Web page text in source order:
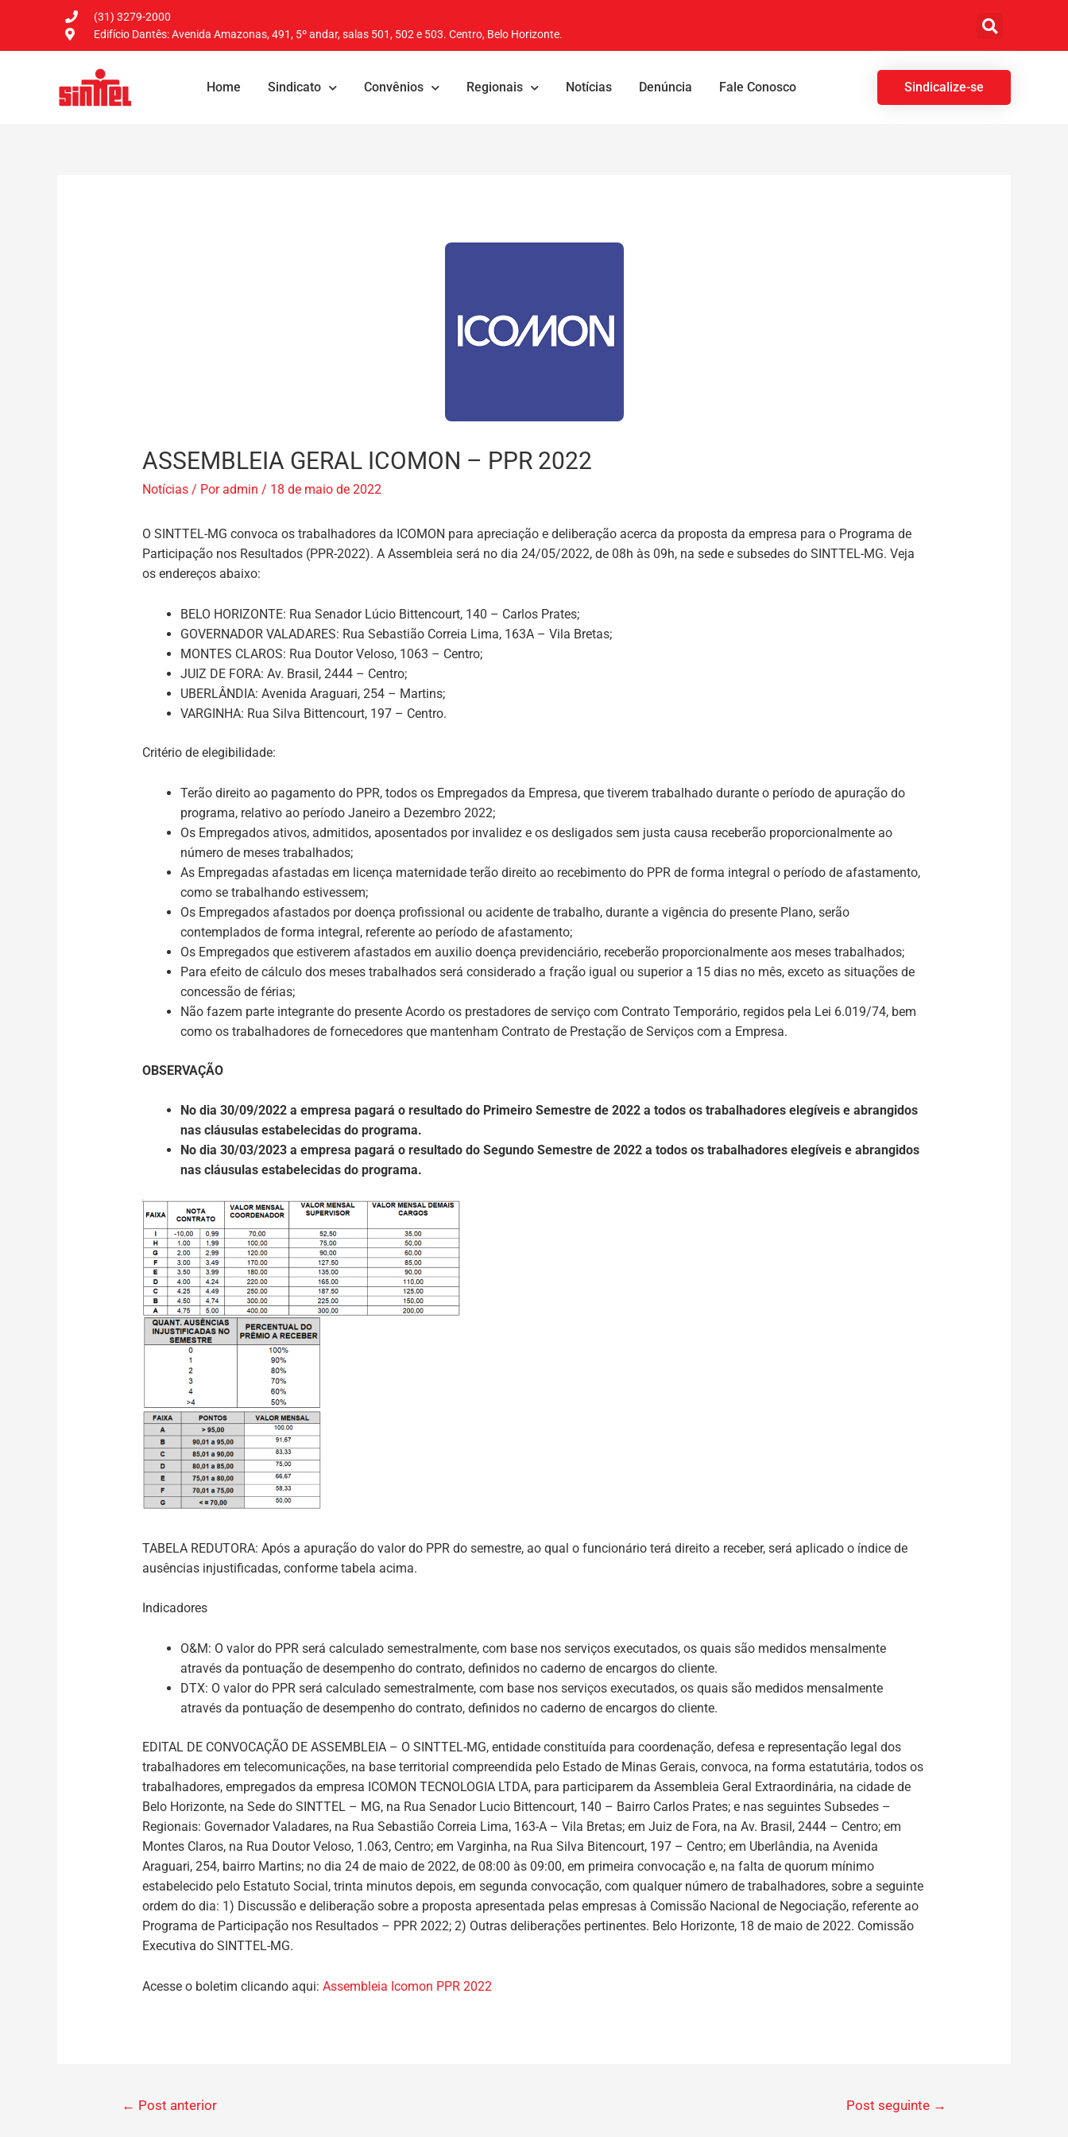
(31) 3279-2000
Edifício Dantês: Avenida Amazonas, 491, 5º andar, salas 501, 502 e 503. Centro, Belo Horizonte.
Home Sindicato Convênios Regionais Notícias Denúncia Fale Conosco Sindicalize-se
ASSEMBLEIA GERAL ICOMON – PPR 2022
Notícias/ Poradmin / 18 de maio de 2022
O SINTTEL-MG convoca os trabalhadores da ICOMON para apreciação e deliberação acerca da proposta da empresa para o Programa de
Participação nos Resultados (PPR-2022). A Assembleia será no dia 24/05/2022, de 08h às 09h, na sede e subsedes do SINTTEL-MG. Veja
os endereços abaixo:
BELO HORIZONTE: Rua Senador Lúcio Bittencourt, 140 – Carlos Prates;
GOVERNADOR VALADARES: Rua Sebastião Correia Lima, 163A – Vila Bretas;
MONTES CLAROS: Rua Doutor Veloso, 1063 – Centro;
JUIZ DE FORA: Av. Brasil, 2444 – Centro;
UBERLÂNDIA: Avenida Araguari, 254 – Martins;
VARGINHA: Rua Silva Bittencourt, 197 – Centro.
Critério de elegibilidade:
Terão direito ao pagamento do PPR, todos os Empregados da Empresa, que tiverem trabalhado durante o período de apuração do
programa, relativo ao período Janeiro a Dezembro 2022;
Os Empregados ativos, admitidos, aposentados por invalideze os desligados sem justa causa receberão proporcionalmente ao
número de meses trabalhados;
As Empregadas afastadas em licença maternidade terão direito ao recebimento do PPR de forma integral o período de afastamento,
como se trabalhando estivessem;
Os Empregados afastados por doença profissional ou acidente de trabalho, durante a vigência do presente Plano, serão
contemplados de forma integral, referente ao período de afastamento;
Os Empregados que estiverem afastados em auxilio doença previdenciário, receberão proporcionalmente aos meses trabalhados;
Para efeito de cálculo dos meses trabalhados será considerado a fração igual ou superior a 15 dias no mês, exceto as situações de
concessão de férias;
Não fazem parte integrante do presente Acordo os prestadores de serviço com Contrato Temporário, regidos pela Lei 6.019/74, bem
como os trabalhadores de fornecedores que mantenham Contrato de Prestação de Serviços com a Empresa.
OBSERVAÇÃO
No dia 30/09/2022 a empresa pagará o resultado do Primeiro Semestre de 2022 a todos os trabalhadores elegíveis e abrangidos
nas cláusulas estabelecidas do programa.
No dia 30/03/2023 a empresa pagará o resultado do Segundo Semestre de 2022 a todos os trabalhadores elegíveis e abrangidos
nas cláusulas estabelecidas do programa.
TABELA REDUTORA: Após a apuração do valor do PPR do semestre, ao qual o funcionário terá direito a receber, será aplicado o índice de
ausências injustificadas, conforme tabela acima.
Indicadores
O&M: O valor do PPR será calculado semestralmente, com base nos serviços executados, os quais são medidos mensalmente
através da pontuação de desempenho do contrato, definidos no caderno de encargos do cliente.
DTX: O valor do PPR será calculado semestralmente, com base nos serviços executados, os quais são medidos mensalmente
através da pontuação de desempenho do contrato, definidos no caderno de encargos do cliente.
EDITAL DE CONVOCAÇÃO DE ASSEMBLEIA – O SINTTEL-MG,entidade constituída para coordenação, defesa e representação legal dos
trabalhadores em telecomunicações, na base territorial compreendida pelo Estado de Minas Gerais, convoca, na forma estatutária, todos os
trabalhadores, empregados da empresa ICOMON TECNOLOGIA LTDA, para participarem da Assembleia Geral Extraordinária, na cidade de
Belo Horizonte, na Sede do SINTTEL – MG, na Rua Senador Lucio Bittencourt, 140 – Bairro Carlos Prates; e nas seguintes Subsedes –
Regionais: Governador Valadares, na Rua Sebastião Correia Lima, 163-A – Vila Bretas; em Juiz de Fora, na Av. Brasil, 2444 – Centro; em
Montes Claros, na Rua Doutor Veloso, 1.063, Centro; em Varginha, na Rua Silva Bitencourt, 197 – Centro; em Uberlândia, na Avenida
Araguari, 254, bairro Martins; no dia 24 de maio de 2022, de 08:00 às 09:00, em primeira convocação e, na falta de quorum mínimo
estabelecido pelo Estatuto Social, trinta minutos depois, em segunda convocação, com qualquer número de trabalhadores, sobre a seguinte
ordem do dia: 1) Discussão e deliberação sobre a proposta apresentada pelas empresas à Comissão Nacional de Negociação, referente ao
Programa de Participação nos Resultados – PPR 2022; 2) Outras deliberações pertinentes. Belo Horizonte, 18 de maio de 2022. Comissão
Executiva do SINTTEL-MG.
Acesse o boletim clicando aqui: Assembleia Icomon PPR 2022
← Post anterior Post seguinte →